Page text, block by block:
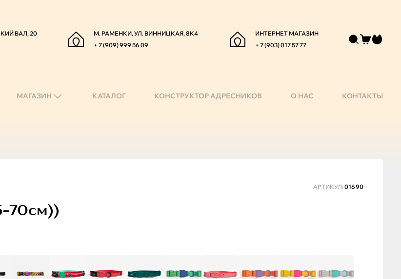
ВАЛ, 20
М. РАМЕНКИ, УЛ. ВИННИЦКАЯ, 8К4
+ 7 (909) 999 56 09
ИНТЕРНЕТ МАГАЗИН
+ 7 (903) 017 57 77
МАГАЗИН КАТАЛОГ КОНСТРУКТОР АДРЕСНИКОВ О НАС КОНТАКТЫ
АРТИКУЛ: 01690
70см))